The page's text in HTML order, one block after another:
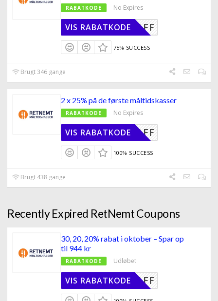
RABATKODE No Expires
AD_20AFF
VIS RABATKODE
75% SUCCESS
Brugt 346 gange
2 x 25% på de første måltidskasser
RABATKODE No Expires
DE_25AFF
VIS RABATKODE
100% SUCCESS
Brugt 438 gange
Recently Expired RetNemt Coupons
30, 20, 20% rabat i oktober – Spar op
til 944 kr
RABATKODE Udløbet
_OKT_AFF
VIS RABATKODE